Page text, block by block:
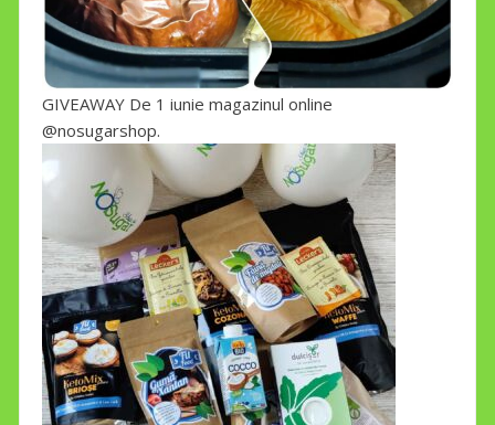
GIVEAWAY De 1 iunie magazinul online
@nosugarshop.